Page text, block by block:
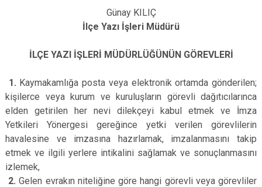
Sarıçam
Çukurova
Günay KILIÇ
İlçe Yazı İşleri Müdürü
İLÇE YAZI İŞLERİ MÜDÜRLÜĞÜNÜN GÖREVLERİ
1. Kaymakamlığa posta veya elektronik ortamda gönderilen;
kişilerce veya kurum ve kuruluşların görevli dağıtıcılarınca
elden getirilen her nevi dilekçeyi kabul etmek ve İmza
Yetkileri Yönergesi gereğince yetki verilen görevlilerin
havalesine ve imzasına hazırlamak, imzalanmasını takip
etmek ve ilgili yerlere intikalini sağlamak ve sonuçlanmasını
izlemek,
2.Gelen evrakın niteliğine göre hangi görevli veya görevliler